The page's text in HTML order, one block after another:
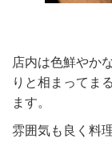
店内は色鮮やか
りと相まってま
ます。
雰囲気も良く料